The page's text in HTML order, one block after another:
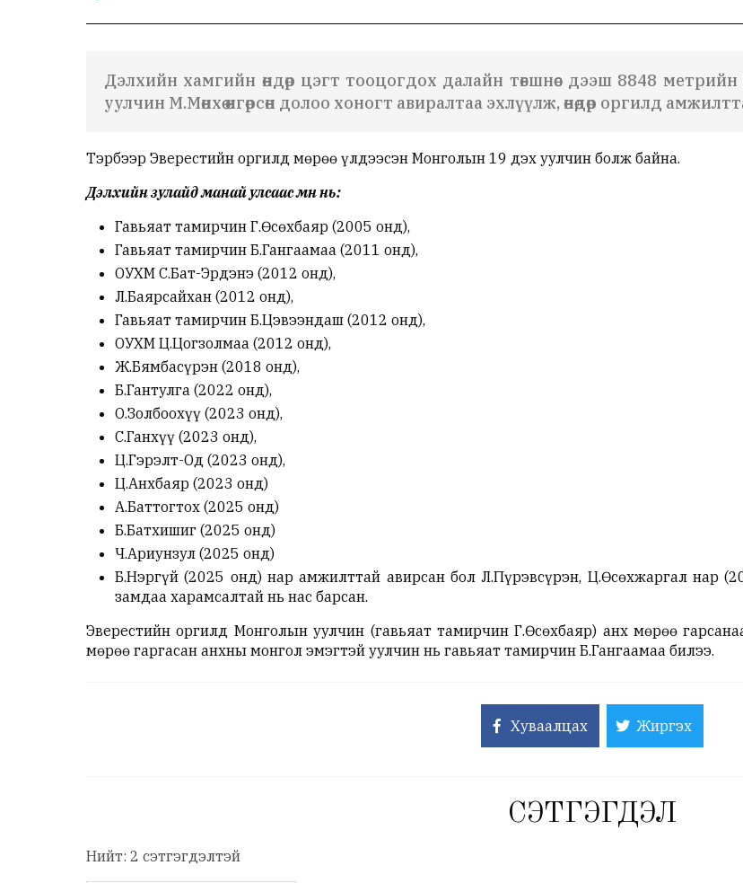
Дэлхийн хамгийн өндөр цэгт тооцогдох далайн төвшнөөс дээш 8848
уулчин М.Мөнхөө өнгөрсөн долоо хоногт авиралтаа эхлүүлж, өнөөдөр оргилд
Тэрбээр Эверестийн оргилд мөрөө үлдээсэн Монголын 19 дэх уулчин болж байна.
Дэлхийн зулайд манай улсаас өмнө нь:
Гавьяат тамирчин Г.Өсөхбаяр (2005 онд),
Гавьяат тамирчин Б.Гангаамаа (2011 онд),
ОУХМ С.Бат-Эрдэнэ (2012 онд),
Л.Баярсайхан (2012 онд),
Гавьяат тамирчин Б.Цэвээндаш (2012 онд),
ОУХМ Ц.Цогзолмаа (2012 онд),
Ж.Бямбасүрэн (2018 онд),
Б.Гантулга (2022 онд),
О.Золбоохүү (2023 онд),
С.Ганхүү (2023 онд),
Ц.Гэрэлт-Од (2023 онд),
Ц.Анхбаяр (2023 онд)
А.Баттогтох (2025 онд)
Б.Батхишиг (2025 онд)
Ч.Ариунзул (2025 онд)
Б.Нэргүй (2025 онд) нар амжилттай авирсан бол Л.Пүрэвсүрэн, Ц.Өсөхжаргал нар
замдаа харамсалтай нь нас барсан.
Эверестийн оргилд Монголын уулчин (гавьяат тамирчин Г.Өсөхбаяр) анх мөрөө
мөрөө гаргасан анхны монгол эмэгтэй уулчин нь гавьяат тамирчин Б.Гангаамаа билээ.
Хуваалцах Жиргэх
СЭТГЭГДЭЛ
Нийт: 2 сэтгэгдэлтэй